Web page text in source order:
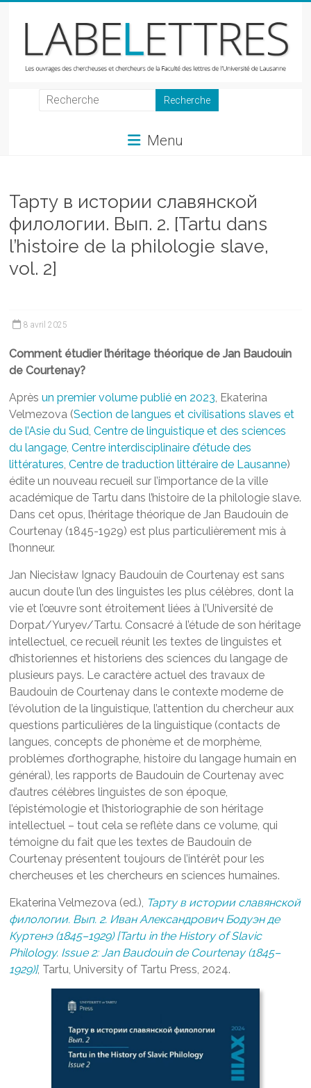
LabeLettres
et
chercheurs
de
la
Faculté
des
Menu
Тарту в истории славянской
филологии. Вып. 2. [Tartu dans
l’histoire de la philologie slave,
vol. 2]
8 avril 2025
Comment étudier l’héritage théorique de Jan Baudouin
de Courtenay?
Aprèsun premier volume publié en 2023, Ekaterina
Velmezova (Section de langues et civilisations slaves et
de l’Asie du Sud,Centre de linguistique et des sciences
du langage,Centre interdisciplinaire d’étude des
littératures,Centre de traduction littéraire de Lausanne)
édite un nouveau recueil sur l’importance de la ville
académique de Tartu dans l’histoire de la philologie slave.
Dans cet opus, l’héritage théorique de Jan Baudouin de
Courtenay (1845-1929) est plus particulièrement mis à
l’honneur.
Jan Niecisław Ignacy Baudouin de Courtenay est sans
aucun doute l’un des linguistes les plus célèbres, dont la
vie et l’œuvre sont étroitement liées à l’Université de
Dorpat/Yuryev/Tartu. Consacré à l’étude de son héritage
intellectuel, ce recueil réunit les textes de linguistes et
d’historiennes et historiens des sciences du langage de
plusieurs pays. Le caractère actuel des travaux de
Baudouin de Courtenay dans le contexte moderne de
l’évolution de la linguistique, l’attention du chercheur aux
questions particulières de la linguistique (contacts de
langues, concepts de phonème et de morphème,
problèmes d’orthographe, histoire du langage humain en
général), les rapports de Baudouin de Courtenay avec
d’autres célèbres linguistes de son époque,
l’épistémologie et l’historiographie de son héritage
intellectuel – tout cela se reflète dans ce volume, qui
témoigne du fait que les textes de Baudouin de
Courtenay présentent toujours de l’intérêt pour les
chercheuses et les chercheurs en sciences humaines.
Ekaterina Velmezova (ed.), Тарту в истории славянской
филологии. Вып. 2. Иван Александрович Бодуэн де
Куртенэ (1845–1929) [Tartu in the History of Slavic
Philology. Issue 2: Jan Baudouin de Courtenay (1845–
1929)], Tartu, University of Tartu Press, 2024.